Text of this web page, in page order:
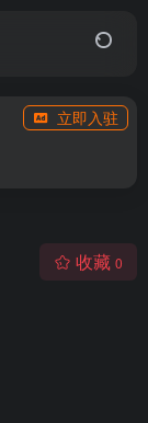
立即入驻
收藏 0